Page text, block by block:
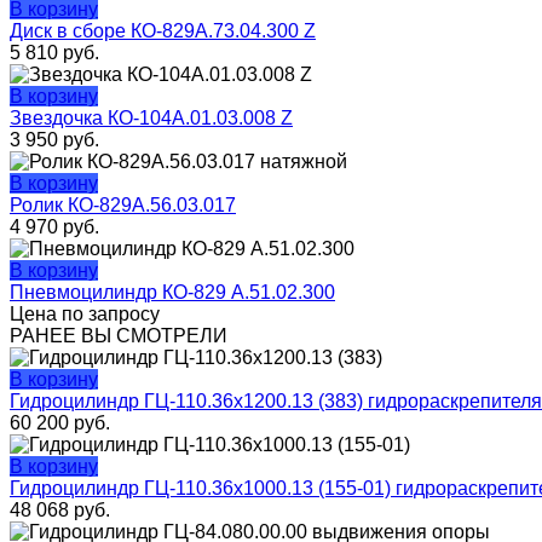
В корзину
Диск в сборе КО-829А.73.04.300 Z
5 810 руб.
В корзину
Звездочка КО-104А.01.03.008 Z
3 950 руб.
В корзину
Ролик КО-829А.56.03.017
4 970 руб.
В корзину
Пневмоцилиндр КО-829 А.51.02.300
Цена по запросу
РАНЕЕ ВЫ СМОТРЕЛИ
В корзину
Гидроцилиндр ГЦ-110.36х1200.13 (383)
60 200 руб.
В корзину
Гидроцилиндр ГЦ-110.36х1000.13 (155-01)
48 068 руб.